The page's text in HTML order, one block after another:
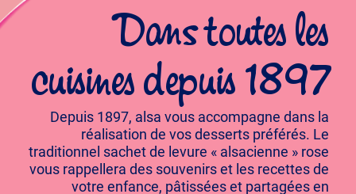
Dans toutes les
cuisines depuis 1897
Depuis 1897, alsa vous accompagne dans la
réalisation de vos desserts préférés. Le
traditionnel sachet de levure « alsacienne » rose
vous rappellera des souvenirs et les recettes de
votre enfance, pâtissées et partagées en